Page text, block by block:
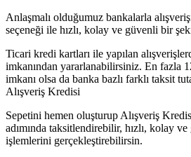
Anlaşmalı olduğumuz bankalarla
seçeneği ile hızlı, kolay ve güvenli bir
Ticari kredi kartları ile yapılan
imkanından yararlanabilirsiniz. En fazla
imkanı olsa da banka bazlı farklı taksit
Alışveriş Kredisi
Sepetini hemen oluşturup Alışveriş
adımında taksitlendirebilir, hızlı, kolay
işlemlerini gerçekleştirebilirsin.